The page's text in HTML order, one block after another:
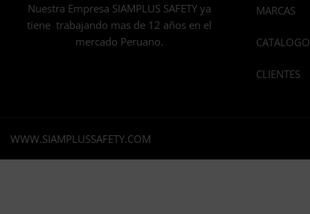
Nuestra Empresa SIAMPLUS SAFETY ya
tiene trabajando mas de 12 años en el
mercado Peruano.
MARCAS
CATALOGO
CLIENTES
WWW.SIAMPLUSSAFETY.COM